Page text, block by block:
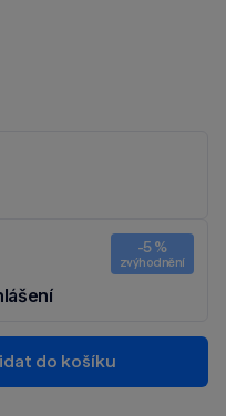
-5 %
zvýhodnění
+ do košíku